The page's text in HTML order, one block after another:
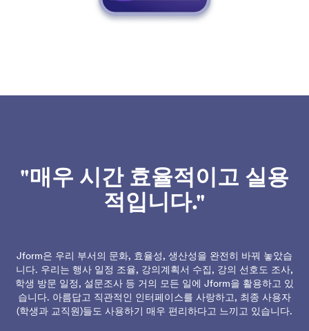
"매우 시간 효율적이고 실용
적입니다."
Jform은 우리 부서의 문화, 효율성, 생산성을 완전히 바꿔 놓았습
니다. 우리는 행사 일정 조율, 강의계획서 수집, 강의 선호도 조사,
학생 방문 일정, 설문조사 등 거의 모든 일에 Jform을 활용하고 있
습니다. 아름답고 직관적인 인터페이스를 사랑하고, 최종 사용자
(학생과 교직원)들도 사용하기 매우 편리하다고 느끼고 있습니다.